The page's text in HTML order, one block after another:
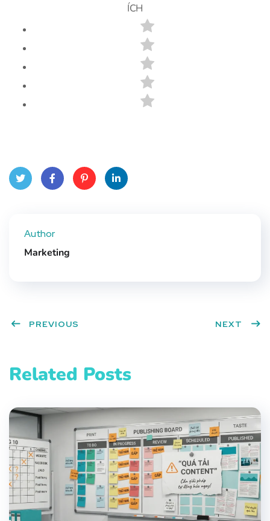
ÍCH
Author
Marketing
PREVIOUS NEXT
Related Posts